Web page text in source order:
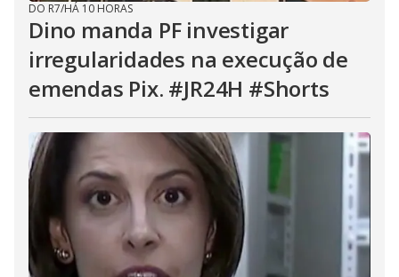
DO R7/HÁ 10 HORAS
Dino manda PF investigar
irregularidades na execução de
emendas Pix. #JR24H #Shorts